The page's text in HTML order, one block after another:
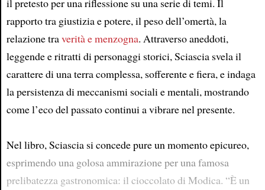
il pretesto per una riflessione su una serie di temi. Il
rapporto tra giustizia e potere, il peso dell’omertà, la
relazione traverità e menzogna. Attraverso aneddoti,
leggende e ritratti di personaggi storici, Sciascia svela il
carattere di una terra complessa, sofferente e fiera, e indaga
la persistenza di meccanismi sociali e mentali, mostrando
come l’eco del passato continui a vibrare nel presente.
Nel libro, Sciascia si concede pure un momento epicureo,
esprimendo una golosa ammirazione per una famosa
prelibatezza gastronomica: il cioccolato di Modica. “È un